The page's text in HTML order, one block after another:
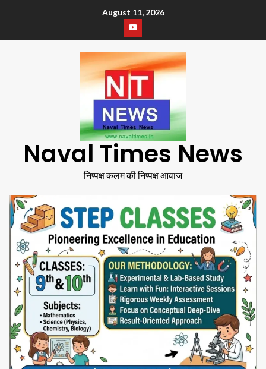
August 11, 2026
Naval Times News
निष्पक्ष कलम की निष्पक्ष आवाज